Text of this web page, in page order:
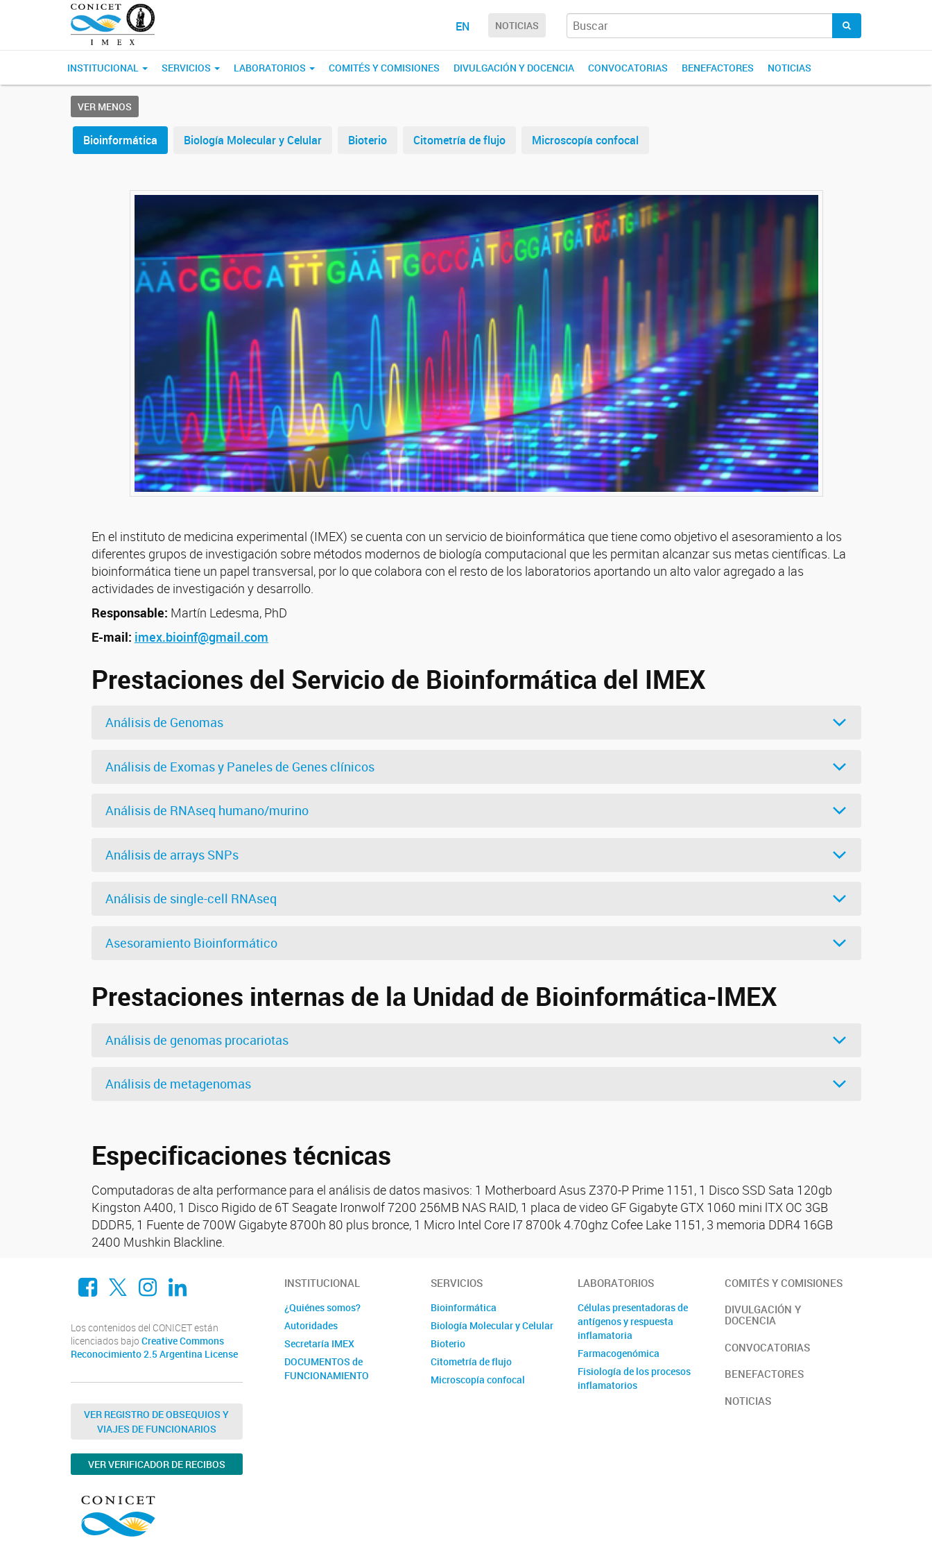
EN NOTICIAS
INSTITUCIONAL SERVICIOS LABORATORIOS COMITÉS Y COMISIONES DIVULGACIÓN Y DOCENCIA CONVOCATORIAS BENEFACTORES NOTICIAS
VER MENOS
Bioinformática Biología Molecular y Celular Bioterio Citometría de flujo Microscopía confocal
En el instituto de medicina experimental (IMEX) se cuenta con un servicio de bioinformática que tiene como objetivo el asesoramiento a los
diferentes grupos de investigación sobre métodos modernos de biología computacional que les permitan alcanzar sus metas científicas. La
bioinformática tiene un papel transversal, por lo que colabora con el resto de los laboratorios aportando un alto valor agregado a las
actividades de investigación y desarrollo.
Responsable: Martín Ledesma, PhD
E-mail: imex.bioinf@gmail.com
Prestaciones del Servicio de Bioinformática del IMEX
Análisis de Genomas
Análisis de Exomas y Paneles de Genes clínicos
Análisis de RNAseq humano/murino
Análisis de arrays SNPs
Análisis de single-cell RNAseq
Asesoramiento Bioinformático
Prestaciones internas de la Unidad de Bioinformática-IMEX
Análisis de genomas procariotas
Análisis de metagenomas
Especificaciones técnicas
Computadoras de alta performance para el análisis de datos masivos: 1 Motherboard Asus Z370-P Prime 1151, 1 Disco SSD Sata 120gb
Kingston A400, 1 Disco Rigido de 6T Seagate Ironwolf 7200 256MB NAS RAID, 1 placa de video GF Gigabyte GTX 1060 mini lTX OC 3GB
DDDR5, 1 Fuente de 700W Gigabyte 8700h 80 plus bronce, 1 Micro Intel Core I7 8700k 4.70ghz Cofee Lake 1151, 3 memoria DDR4 16GB
2400 Mushkin Blackline.
Facebook
X Instagram
LinkedIn
Los contenidos del CONICET están
licenciados bajo Creative Commons
Reconocimiento 2.5 Argentina License
VER REGISTRO DE OBSEQUIOS Y
VIAJES DE FUNCIONARIOS
VER VERIFICADOR DE RECIBOS
INSTITUCIONAL
¿Quiénes somos?
Autoridades
Secretaría IMEX
DOCUMENTOS de
FUNCIONAMIENTO
SERVICIOS
Bioinformática
Biología Molecular y Celular
Bioterio
Citometría de flujo
Microscopía confocal
LABORATORIOS
Células presentadoras de
antígenos y respuesta
inflamatoria
Farmacogenómica
Fisiología de los procesos
inflamatorios
COMITÉS Y COMISIONES
DIVULGACIÓN Y
DOCENCIA
CONVOCATORIAS
BENEFACTORES
NOTICIAS